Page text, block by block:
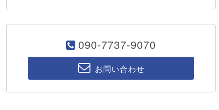
090-7737-9070
お問い合わせ